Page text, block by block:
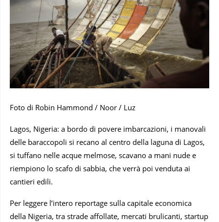
Foto di Robin Hammond / Noor / Luz
Lagos, Nigeria: a bordo di povere imbarcazioni, i manovali
delle baraccopoli si recano al centro della laguna di Lagos,
si tuffano nelle acque melmose, scavano a mani nude e
riempiono lo scafo di sabbia, che verrà poi venduta ai
cantieri edili.
Per leggere l’intero reportage sulla capitale economica
della Nigeria, tra strade affollate, mercati brulicanti, startup